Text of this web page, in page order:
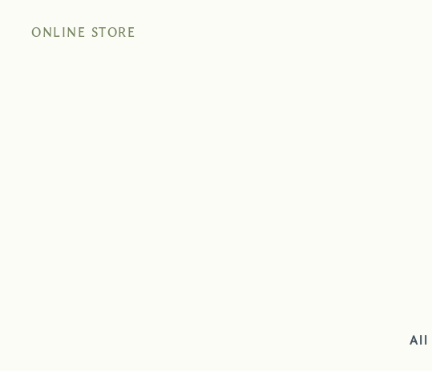
ONLINE STORE
All